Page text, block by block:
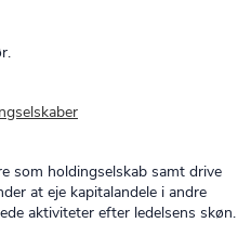
som holdingselskab samt drive
at eje kapitalandele i andre
aktiviteter efter ledelsens skøn.